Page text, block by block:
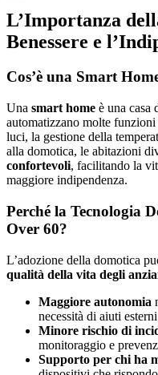
L’Importanza
Benessere e
Cos’è una Smart
Una smart home è una casa
automatizzano molte
luci, la gestione della
alla domotica, le abitazioni
confortevoli, facilitando la
maggiore indipendenza.
Perché la Tecnologia
Over 60?
L’adozione della domotica
qualità della vita degli
Maggiore autonomia
necessità di aiuti
Minore rischio di
monitoraggio e
Supporto per chi ha